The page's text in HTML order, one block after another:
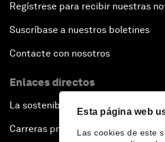
Esta página web
Las cookies de este
Regístrese para recibir nuestras
Suscríbase a nuestros boletines
Contacte con nosotros
Enlaces directos
La sostenibilidad en el Foro
Carreras profesionales